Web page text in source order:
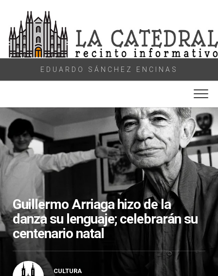
content
EDUARDO SÁNCHEZ ENCINAS
Guillermo Arriaga hizo de la
danza su lenguaje; celebrarán su
centenario natal
CULTURA